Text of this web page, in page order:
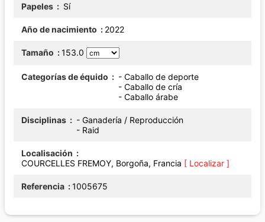
Papeles Sí
Año de nacimiento 2022
Tamaño 153.0
Categorías de équido
- Caballo de deporte
- Caballo de cría
- Caballo árabe
Disciplinas
- Ganadería / Reproducción
- Raid
Localisación
COURCELLES FREMOY, Borgoña, Francia [ Localizar ]
Referencia 1005675